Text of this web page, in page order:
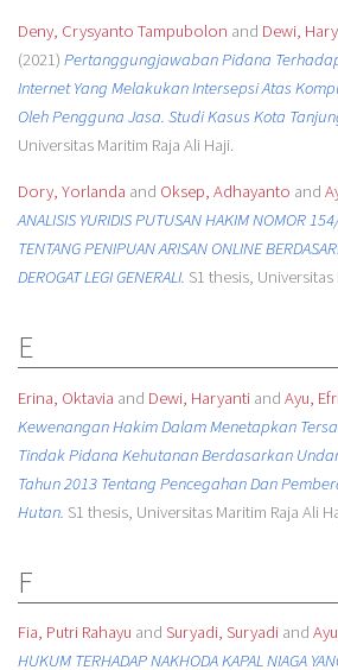
Deny, Crysyanto Tampubolon and Dewi,
(2021) Pertanggungjawaban Pidana
Internet Yang Melakukan Intersepsi Atas
Oleh Pengguna Jasa. Studi Kasus Kota
Universitas Maritim Raja Ali Haji.
Dory, Yorlanda and Oksep, Adhayanto and
ANALISIS YURIDIS PUTUSAN HAKIM NOMOR
TENTANG PENIPUAN ARISAN ONLINE
DEROGAT LEGI GENERALI. S1 thesis, Universitas
E
Erina, Oktavia and Dewi, Haryantiand Ayu,
Kewenangan Hakim Dalam Menetapkan
Tindak Pidana Kehutanan Berdasarkan
Tahun 2013 Tentang Pencegahan Dan
Hutan. S1 thesis, Universitas Maritim Raja Ali
F
Fia, Putri Rahayu and Suryadi, Suryadiand
HUKUM TERHADAP NAKHODA KAPAL NIAGA